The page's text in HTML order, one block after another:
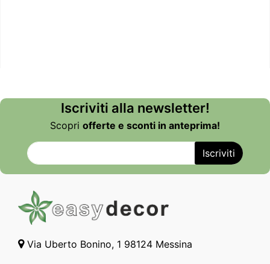
Iscriviti alla newsletter!
Scopri offerte e sconti in anteprima!
Via Uberto Bonino, 1 98124 Messina